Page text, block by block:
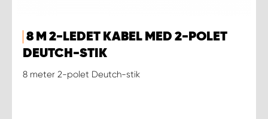
8 M 2-LEDET KABEL MED 2-POLET
DEUTCH-STIK
8 meter 2-polet Deutch-stik